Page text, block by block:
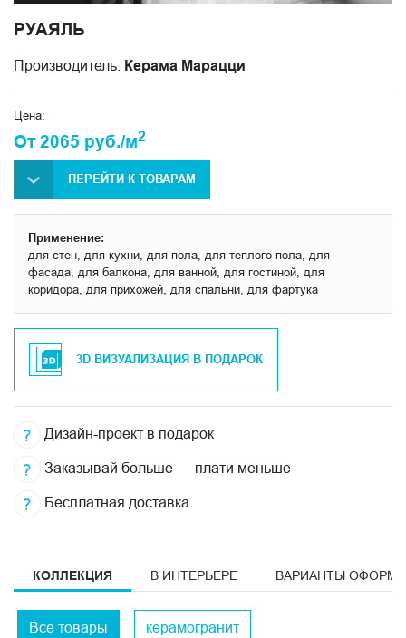
РУАЯЛЬ
Производитель: Керама Марацци
Цена:
От 2065 руб./м2
ПЕРЕЙТИ К ТОВАРАМ
Применение:
для стен, для кухни, для пола, для теплого пола, для
фасада, для балкона, для ванной, для гостиной, для
коридора, для прихожей, для спальни, для фартука
3D ВИЗУАЛИЗАЦИЯ В ПОДАРОК
Дизайн-проект в подарок
Заказывай больше — плати меньше
Бесплатная доставка
КОЛЛЕКЦИЯ В ИНТЕРЬЕРЕ ВАРИАНТЫ
Все товары керамогранит